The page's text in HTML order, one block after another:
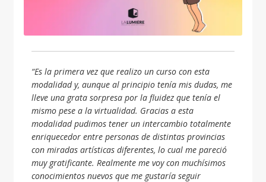
“Es la primera vez que realizo un curso con esta
modalidad y, aunque al principio tenía mis dudas, me
lleve una grata sorpresa por la fluidez que tenía el
mismo pese a la virtualidad. Gracias a esta
modalidad pudimos tener un intercambio totalmente
enriquecedor entre personas de distintas provincias
con miradas artísticas diferentes, lo cual me pareció
muy gratificante. Realmente me voy con muchísimos
conocimientos nuevos que me gustaría seguir